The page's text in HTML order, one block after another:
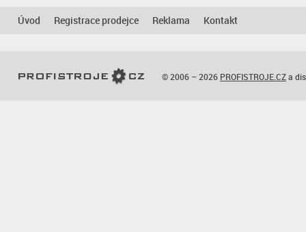
Úvod Registrace prodejce Reklama Kontakt
© 2006 – 2026 PROFISTROJE.CZa